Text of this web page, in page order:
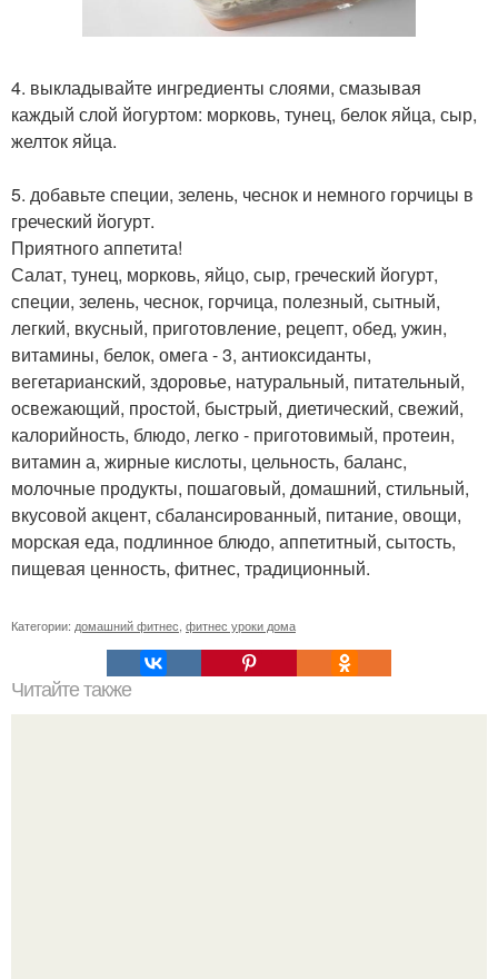
4. выкладывайте ингредиенты слоями, смазывая
каждый слой йогуртом: морковь, тунец, белок яйца, сыр,
желток яйца.
5. добавьте специи, зелень, чеснок и немного горчицы в
греческий йогурт.
Приятного аппетита!
Салат, тунец, морковь, яйцо, сыр, греческий йогурт,
специи, зелень, чеснок, горчица, полезный, сытный,
легкий, вкусный, приготовление, рецепт, обед, ужин,
витамины, белок, омега - 3, антиоксиданты,
вегетарианский, здоровье, натуральный, питательный,
освежающий, простой, быстрый, диетический, свежий,
калорийность, блюдо, легко - приготовимый, протеин,
витамин а, жирные кислоты, цельность, баланс,
молочные продукты, пошаговый, домашний, стильный,
вкусовой акцент, сбалансированный, питание, овощи,
морская еда, подлинное блюдо, аппетитный, сытость,
пищевая ценность, фитнес, традиционный.
Категории: домашний фитнес фитнес уроки дома
Читайте также